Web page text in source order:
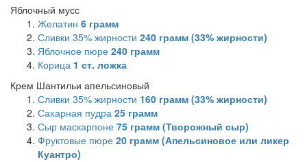
Яблочный мусс
Желатин 6 грамм
Сливки 35% жирности 240 грамм (33% жирности)
Яблочное пюре 240 грамм
Корица 1 ст. ложка
Крем Шантильи апельсиновый
Сливки 35% жирности 160 грамм (33% жирности)
Сахарная пудра 25 грамм
Сыр маскарпоне 75 грамм (Творожный сыр)
Фруктовые пюре 20 грамм (Апельсиновое или ликер
Куантро)